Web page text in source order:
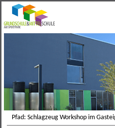
Unsere Schule
Schulleitung
Haustechnik
Schulleben
Regelklassen
Grundschule
Pfad: Schlagzeug Workshop im